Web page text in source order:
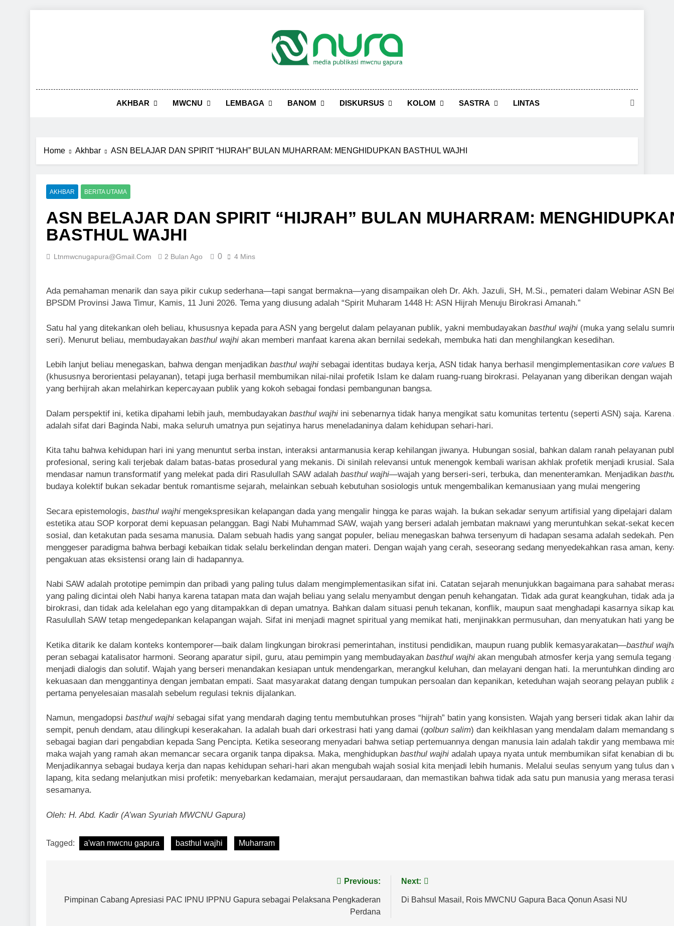
AKHBAR MWCNU LEMBAGA BANOM DISKURSUS KOLOM SASTRA LINTAS
Home Akhbar ASN BELAJAR DAN SPIRIT “HIJRAH” BULAN MUHARRAM: MENGHIDUPKAN BASTHUL WAJHI
AKHBAR BERITA UTAMA
ASN BELAJAR DAN SPIRIT “HIJRAH” BULAN MUHARRAM:
BASTHUL WAJHI
Ltnmwcnugapura@gmail.com 2 Bulan Ago 0 4 Mins
Ada pemahaman menarik dan saya pikir cukup sederhana—tapi sangat bermakna—yang disampaikan oleh Dr. Akh. Jazuli, SH, M.Si., pemateri dalam Webinar ASN
BPSDM Provinsi Jawa Timur, Kamis, 11 Juni 2026. Tema yang diusung adalah “Spirit Muharam 1448 H: ASN Hijrah Menuju Birokrasi Amanah.”
Satu hal yang ditekankan oleh beliau, khususnya kepada para ASN yang bergelut dalam pelayanan publik, yakni membudayakan basthul wajhi (muka yang selalu
seri). Menurut beliau, membudayakan basthul wajhi akan memberi manfaat karena akan bernilai sedekah, membuka hati dan menghilangkan kesedihan.
Lebih lanjut beliau menegaskan, bahwa dengan menjadikan basthul wajhi sebagai identitas budaya kerja, ASN tidak hanya berhasil mengimplementasikan core values
(khususnya berorientasi pelayanan), tetapi juga berhasil membumikan nilai-nilai profetik Islam ke dalam ruang-ruang birokrasi. Pelayanan yang diberikan dengan
yang berhijrah akan melahirkan kepercayaan publik yang kokoh sebagai fondasi pembangunan bangsa.
Dalam perspektif ini, ketika dipahami lebih jauh, membudayakan basthul wajhi ini sebenarnya tidak hanya mengikat satu komunitas tertentu (seperti ASN) saja. Karena
adalah sifat dari Baginda Nabi, maka seluruh umatnya pun sejatinya harus meneladaninya dalam kehidupan sehari-hari.
Kita tahu bahwa kehidupan hari ini yang menuntut serba instan, interaksi antarmanusia kerap kehilangan jiwanya. Hubungan sosial, bahkan dalam ranah pelayanan
profesional, sering kali terjebak dalam batas-batas prosedural yang mekanis. Di sinilah relevansi untuk menengok kembali warisan akhlak profetik menjadi krusial.
mendasar namun transformatif yang melekat pada diri Rasulullah SAW adalah basthul wajhi—wajah yang berseri-seri, terbuka, dan menenteramkan. Menjadikan
budaya kolektif bukan sekadar bentuk romantisme sejarah, melainkan sebuah kebutuhan sosiologis untuk mengembalikan kemanusiaan yang mulai mengering
Secara epistemologis, basthul wajhi mengekspresikan kelapangan dada yang mengalir hingga ke paras wajah. Ia bukan sekadar senyum artifisial yang dipelajari
estetika atau SOP korporat demi kepuasan pelanggan. Bagi Nabi Muhammad SAW, wajah yang berseri adalah jembatan maknawi yang meruntuhkan sekat-sekat
sosial, dan ketakutan pada sesama manusia. Dalam sebuah hadis yang sangat populer, beliau menegaskan bahwa tersenyum di hadapan sesama adalah sedekah.
menggeser paradigma bahwa berbagi kebaikan tidak selalu berkelindan dengan materi. Dengan wajah yang cerah, seseorang sedang menyedekahkan rasa aman,
pengakuan atas eksistensi orang lain di hadapannya.
Nabi SAW adalah prototipe pemimpin dan pribadi yang paling tulus dalam mengimplementasikan sifat ini. Catatan sejarah menunjukkan bagaimana para sahabat
yang paling dicintai oleh Nabi hanya karena tatapan mata dan wajah beliau yang selalu menyambut dengan penuh kehangatan. Tidak ada gurat keangkuhan, tidak ada
birokrasi, dan tidak ada kelelahan ego yang ditampakkan di depan umatnya. Bahkan dalam situasi penuh tekanan, konflik, maupun saat menghadapi kasarnya sikap
Rasulullah SAW tetap mengedepankan kelapangan wajah. Sifat ini menjadi magnet spiritual yang memikat hati, menjinakkan permusuhan, dan menyatukan hati yang
Ketika ditarik ke dalam konteks kontemporer—baik dalam lingkungan birokrasi pemerintahan, institusi pendidikan, maupun ruang publik kemasyarakatan—basthul
peran sebagai katalisator harmoni. Seorang aparatur sipil, guru, atau pemimpin yang membudayakan basthul wajhi akan mengubah atmosfer kerja yang semula
menjadi dialogis dan solutif. Wajah yang berseri menandakan kesiapan untuk mendengarkan, merangkul keluhan, dan melayani dengan hati. Ia meruntuhkan dinding
kekuasaan dan menggantinya dengan jembatan empati. Saat masyarakat datang dengan tumpukan persoalan dan kepanikan, keteduhan wajah seorang pelayan publik
pertama penyelesaian masalah sebelum regulasi teknis dijalankan.
Namun, mengadopsi basthul wajhi sebagai sifat yang mendarah daging tentu membutuhkan proses “hijrah” batin yang konsisten. Wajah yang berseri tidak akan lahir
sempit, penuh dendam, atau dilingkupi keserakahan. Ia adalah buah dari orkestrasi hati yang damai (qolbun salim) dan keikhlasan yang mendalam dalam memandang
sebagai bagian dari pengabdian kepada Sang Pencipta. Ketika seseorang menyadari bahwa setiap pertemuannya dengan manusia lain adalah takdir yang membawa
maka wajah yang ramah akan memancar secara organik tanpa dipaksa. Maka, menghidupkan basthul wajhi adalah upaya nyata untuk membumikan sifat kenabian di
Menjadikannya sebagai budaya kerja dan napas kehidupan sehari-hari akan mengubah wajah sosial kita menjadi lebih humanis. Melalui seulas senyum yang tulus dan
lapang, kita sedang melanjutkan misi profetik: menyebarkan kedamaian, merajut persaudaraan, dan memastikan bahwa tidak ada satu pun manusia yang merasa
sesamanya.
Oleh: H. Abd. Kadir (A’wan Syuriah MWCNU Gapura)
Tagged: a'wan mwcnu gapura basthul wajhi Muharram
pos
Previous:
Pimpinan Cabang Apresiasi PAC IPNU IPPNU Gapura sebagai Pelaksana Pengkaderan
Perdana
Next:
Di Bahsul Masail, Rois MWCNU Gapura Baca Qonun Asasi NU